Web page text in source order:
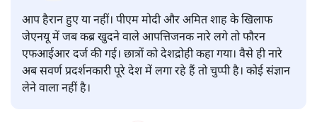
क्यों
विश्लेषण| मुकेश कुमार | 29 JAN, 2026